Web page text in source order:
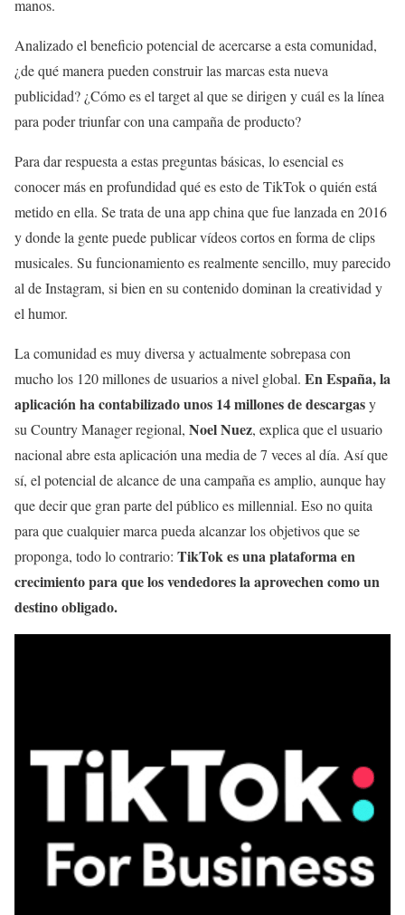
manos.
Analizado el beneficio potencial de acercarse a esta comunidad,
¿de qué manera pueden construir las marcas esta nueva
publicidad? ¿Cómo es el target al que se dirigen y cuál es la línea
para poder triunfar con una campaña de producto?
Para dar respuesta a estas preguntas básicas, lo esencial es
conocer más en profundidad qué es esto de TikTok o quién está
metido en ella. Se trata de una app china que fue lanzada en 2016
y donde la gente puede publicar vídeos cortos en forma de clips
musicales. Su funcionamiento es realmente sencillo, muy parecido
al de Instagram, si bien en su contenido dominan la creatividad y
el humor.
La comunidad es muy diversa y actualmente sobrepasa con
mucho los 120 millones de usuarios a nivel global. En España, la
aplicación ha contabilizado unos 14 millones de descargasy
su Country Manager regional, Noel Nuez, explica que el usuario
nacional abre esta aplicación una media de 7 veces al día. Así que
sí, el potencial de alcance de una campaña es amplio, aunque hay
que decir que gran parte del público es millennial. Eso no quita
para que cualquier marca pueda alcanzar los objetivos que se
proponga, todo lo contrario: TikTok es una plataforma en
crecimiento para que los vendedores la aprovechen como un
destino obligado.